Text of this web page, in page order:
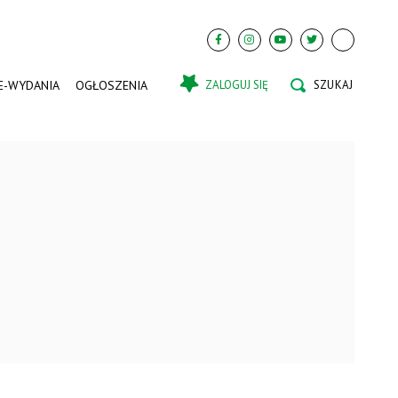
WYDANIA OGŁOSZENIA ZALOGUJ SIĘ